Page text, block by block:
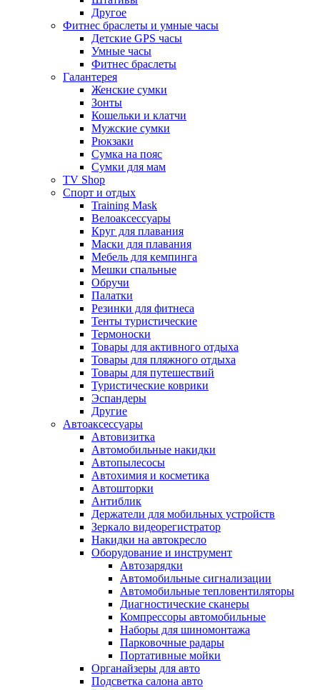
Другое
Фитнес браслеты и умные часы
Детские GPS часы
Умные часы
Фитнес браслеты
Галантерея
Женские сумки
Зонты
Кошельки и клатчи
Мужские сумки
Рюкзаки
Сумка на пояс
Сумки для мам
TV Shop
Спорт и отдых
Training Mask
Велоаксессуары
Круг для плавания
Маски для плавания
Мебель для кемпинга
Мешки спальные
Обручи
Палатки
Резинки для фитнеса
Тенты туристические
Термоноски
Товары для активного отдыха
Товары для пляжного отдыха
Товары для путешествий
Туристические коврики
Эспандеры
Другие
Автоаксессуары
Автовизитка
Автомобильные накидки
Автопылесосы
Автохимия и косметика
Автошторки
Антиблик
Держатели для мобильных устройств
Зеркало видеорегистратор
Накидки на автокресло
Оборудование и инструмент
Автозарядки
Автомобильные сигнализации
Автомобильные тепловентиляторы
Диагностические сканеры
Компрессоры автомобильные
Наборы для шиномонтажа
Парковочные радары
Портативные мойки
Органайзеры для авто
Подсветка салона авто